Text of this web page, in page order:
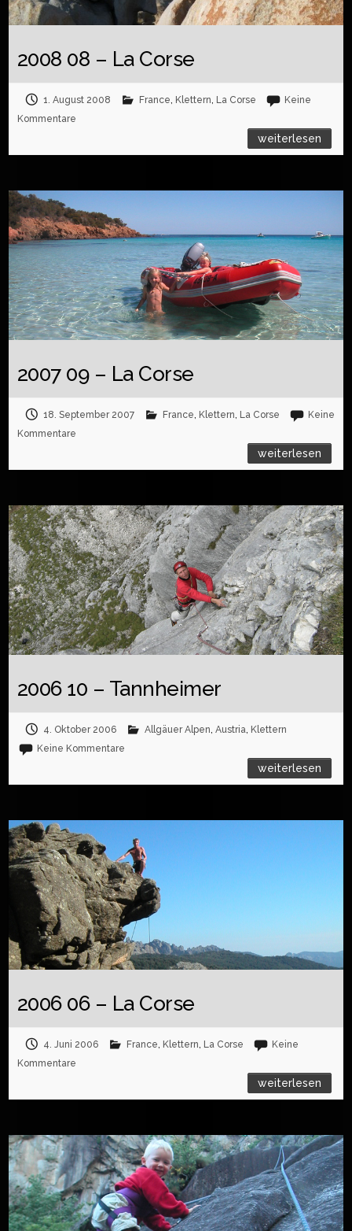
2008 08 – La Corse
1. August 2008 France, Klettern, La Corse
Keine
Kommentare
weiterlesen
2007 09 – La Corse
18. September 2007 France Klettern La Corse
Keine
Kommentare
weiterlesen
2006 10 – Tannheimer
4. Oktober 2006 Allgäuer Alpen Austria Klettern
Keine Kommentare
weiterlesen
2006 06 – La Corse
4. Juni 2006 France Klettern La Corse
Keine
Kommentare
weiterlesen